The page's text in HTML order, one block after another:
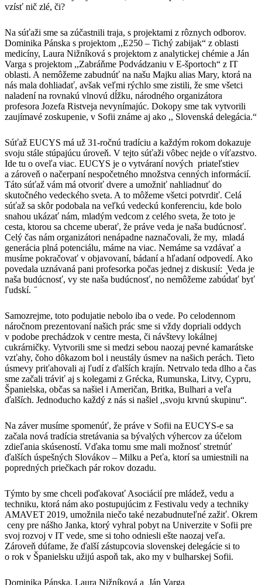
vzísť nič zlé, či?
Na súťaži sme sa zúčastnili traja, s projektami z rôznych odborov.
Dominika Pánska s projektom ,,E250 – Tichý zabijak“ z oblasti
medicíny, Laura Nižníková s projektom z analytickej chémie a Ján
Varga s projektom ,,Zabráňme Podvádzaniu v E-športoch“ z IT
oblasti. A nemôžeme zabudnúť na našu Majku alias Mary, ktorá na
nás mala dohliadať, avšak veľmi rýchlo sme zistili, že sme všetci
naladení na rovnakú vlnovú dĺžku, národného organizátora
profesora Jozefa Ristveja nevynímajúc. Dokopy sme tak vytvorili
zaujímavé zoskupenie, v Sofii známe aj ako ,, Slovenská delegácia.“
Súťaž EUCYS má už 31-ročnú tradíciu a každým rokom dokazuje
svoju stále stúpajúcu úroveň. V tejto súťaži vôbec nejde o víťazstvo.
Ide tu o oveľa viac. EUCYS je o vytváraní nových priateľstiev
a zároveň o načerpaní nespočetného množstva cenných informácií.
Táto súťaž vám má otvoriť dvere a umožniť nahliadnuť do
skutočného vedeckého sveta. A to môžeme všetci potvrdiť. Celá
súťaž sa skôr podobala na veľkú vedeckú konferenciu, kde bolo
snahou ukázať nám, mladým vedcom z celého sveta, že toto je
cesta, ktorou sa chceme uberať, že práve veda je naša budúcnosť.
Celý čas nám organizátori nenápadne naznačovali, že my, mladá
generácia plná potenciálu, máme na viac. Nemáme sa vzdávať a
musíme pokračovať v objavovaní, bádaní a hľadaní odpovedí. Ako
povedala uznávaná pani profesorka počas jednej z diskusií: ͈Veda je
naša budúcnosť, vy ste naša budúcnosť, no nemôžeme zabúdať byť
ľudskí. ̋
Samozrejme, toto podujatie nebolo iba o vede. Po celodennom
náročnom prezentovaní našich prác sme si vždy dopriali oddych
v podobe prechádzok v centre mesta, či návštevy lokálnej
cukrárničky. Vytvorili sme si medzi sebou naozaj pevné kamarátske
vzťahy, čoho dôkazom bol i neustály úsmev na našich perách. Tieto
úsmevy priťahovali aj ľudí z ďalších krajín. Netrvalo teda dlho a čas
sme začali tráviť aj s kolegami z Grécka, Rumunska, Litvy, Cypru,
Španielska, občas sa našiel i Američan, Britka, Bulhari a veľa
ďalších. Jednoducho každý z nás si našiel ,,svoju krvnú skupinu“.
Na záver musíme spomenúť, že práve v Sofii na EUCYS-e sa
začala nová tradícia stretávania sa bývalých výhercov za účelom
zdieľania skúseností. Vďaka tomu sme mali možnosť stretnúť
ďalších úspešných Slovákov – Milku a Peťa, ktorí sa umiestnili na
popredných priečkach pár rokov dozadu.
Týmto by sme chceli poďakovať Asociácií pre mládež, vedu a
techniku, ktorá nám ako postupujúcim z Festivalu vedy a techniky
AMAVET 2019, umožnila niečo také nezabudnuteľné zažiť. Okrem
ceny pre nášho Janka, ktorý vyhral pobyt na Univerzite v Sofii pre
svoj rozvoj v IT vede, sme si toho odniesli ešte naozaj veľa.
Zároveň dúfame, že ďalší zástupcovia slovenskej delegácie si to
o rok v Španielsku užijú aspoň tak, ako my v bulharskej Sofii.
Dominika Pánska, Laura Nižníková a Ján Varga